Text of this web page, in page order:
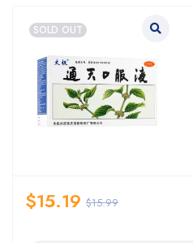
SOLD OUT
$15.99
$15.19